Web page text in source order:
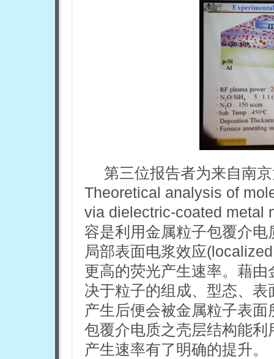
第三位报告者为来自南
Theoretical analysis of
via dielectric-coated metal
容是利用金属粒子包覆介
局部表面电浆效应
更高的荧光产生速率。藉
决于粒子的组成、型态、
产生后便会被金属粒子表
包覆介电质之壳层结构能
产生速率有了明确的提升。